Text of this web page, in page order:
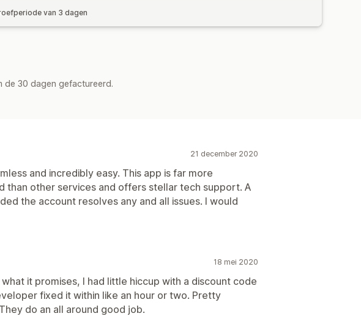
van 3 dagen
de 30 dagen gefactureerd.
21 december 2020
and incredibly easy. This app is far more
than other services and offers stellar tech support. A
the account resolves any and all issues. I would
18 mei 2020
it promises, I had little hiccup with a discount code
fixed it within like an hour or two. Pretty
do an all around good job.